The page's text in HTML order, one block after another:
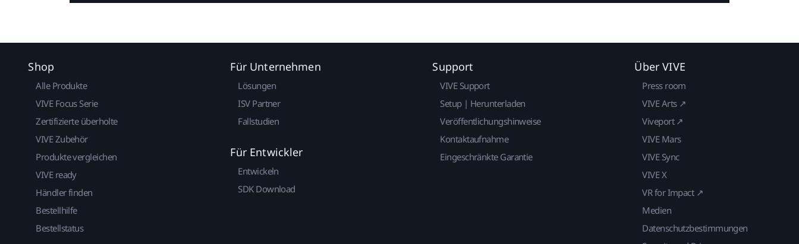
Shop
Alle Produkte
VIVE Focus Serie
Zertifizierte überholte
VIVE Zubehör
Produkte vergleichen
VIVE ready
Händler finden
Bestellhilfe
Bestellstatus
Für Unternehmen
Lösungen
ISV Partner
Fallstudien
Für Entwickler
Entwickeln
SDK Download
Support
VIVE Support
Setup | Herunterladen
Veröffentlichungshinweise
Kontaktaufnahme
Eingeschränkte Garantie
Über VIVE
Press room
VIVE Arts ↗
Viveport ↗
VIVE Mars
VIVE Sync
VIVE X
VR for Impact ↗
Medien
Datenschutzbestimmungen